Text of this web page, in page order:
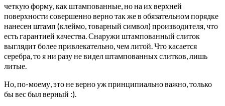
четкую форму, как штампованные, но на их верхней
поверхности совершенно верно так же в обязательном порядке
нанесен штамп (клеймо, товарный символ) производителя, что
есть гарантией качества. Снаружи штампованный слиток
выглядит более привлекательно, чем литой. Что касается
серебра, то я ни разу не видел штампованных слитков, лишь
литые.
Но, по-моему, это не верно уж принципиально важно, только
бы вес был верный :).